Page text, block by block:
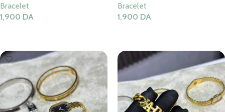
Bracelet
1,900 DA
Bracelet
1,900 DA